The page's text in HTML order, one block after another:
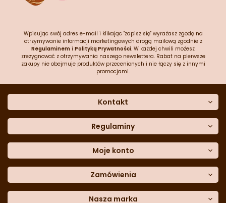
Wpisując swój adres e-mail i klikając "zapisz się" wyrażasz zgodę na
otrzymywanie informacji marketingowych drogą mailową zgodnie z
Regulaminem i Polityką Prywatności. W każdej chwili możesz
zrezygnować z otrzymywania naszego newslettera. Rabat na pierwsze
zakupy nie obejmuje produktów przecenionych i nie łączy się z innymi
promocjami.
Kontakt
Dane kontaktowe
Często zadawane pytania
Sklep stacjonarny
Formularz kontaktowy
Blog
telefon:601 767 272
Regulaminy
Polityka prywatności
Polityka cookies
Polityka reklamacji
Polityka zwrotów
Dostępność cyfrowa
Moje konto
Moje dane
Historia zamówień
Lista ulubionych
Zamówienia
Metody płatności
Nasza marka